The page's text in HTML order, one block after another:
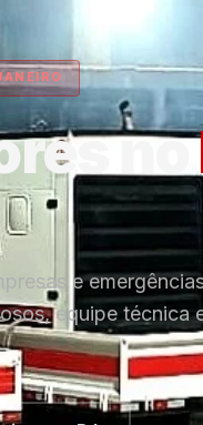
no
e
equipe técnica